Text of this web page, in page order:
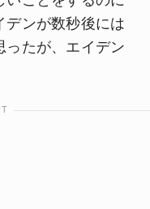
ンが数秒後には
ったが、エイデン